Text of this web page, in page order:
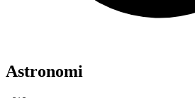
Astronomi